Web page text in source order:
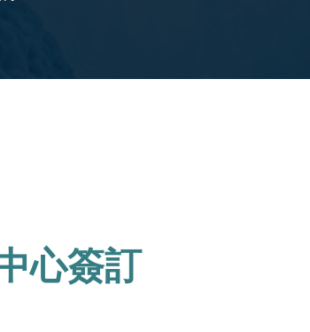
心簽訂